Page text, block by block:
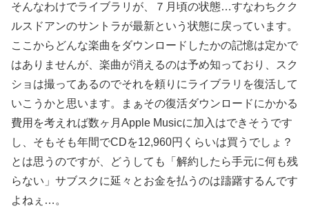
そんなわけでライブラリが、７月頃の状態…すなわちクク
ルスドアンのサントラが最新という状態に戻っています。
ここからどんな楽曲をダウンロードしたかの記憶は定かで
はありませんが、楽曲が消えるのは予め知っており、スク
ショは撮ってあるのでそれを頼りにライブラリを復活して
いこうかと思います。まぁその復活ダウンロードにかかる
費用を考えれば数ヶ月Apple Musicに加入はできそうです
し、そもそも年間でCDを12,960円くらいは買うでしょ？
とは思うのですが、どうしても「解約したら手元に何も残
らない」サブスクに延々とお金を払うのは躊躇するんです
よねぇ…。